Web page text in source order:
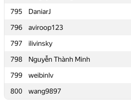
795
DaniarJ
796
aviroop123
797
ilivinsky
798
Nguyễn Thành Minh
799
weibinlv
800
wang9897
795
DaniarJ
796
aviroop123
797
ilivinsky
798
Nguyễn Thành Minh
799
weibinlv
800
wang9897